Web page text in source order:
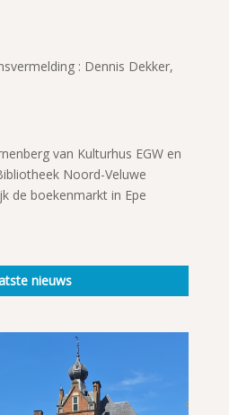
: Dennis Dekker,
van Kulturhus EGW en
Noord-Veluwe
de boekenmarkt in Epe
nieuws